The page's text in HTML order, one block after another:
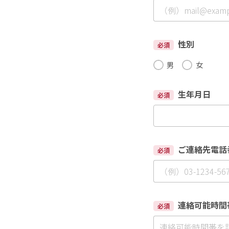
必須 性別
男 女
必須 生年月日
必須 ご連絡先電
必須 連絡可能時間